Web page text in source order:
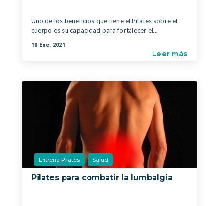
Uno de los beneficios que tiene el Pilates sobre el
cuerpo es su capacidad para fortalecer el...
18 Ene. 2021
Leer más
Entrena Pilates Salud
Pilates para combatir la lumbalgia